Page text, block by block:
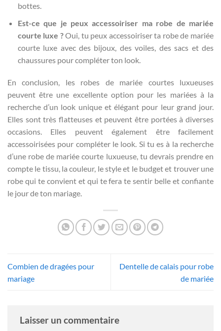
bottes.
Est-ce que je peux accessoiriser ma robe de mariée
courte luxe ?Oui, tu peux accessoiriser ta robe de mariée
courte luxe avec des bijoux, des voiles, des sacs et des
chaussures pour compléter ton look.
En conclusion, les robes de mariée courtes luxueuses
peuvent être une excellente option pour les mariées à la
recherche d’un look unique et élégant pour leur grand jour.
Elles sont très flatteuses et peuvent être portées à diverses
occasions. Elles peuvent également être facilement
accessoirisées pour compléter le look. Si tu es à la recherche
d’une robe de mariée courte luxueuse, tu devrais prendre en
compte le tissu, la couleur, le style et le budget et trouver une
robe qui te convient et qui te fera te sentir belle et confiante
le jour de ton mariage.
Combien de dragées pour
mariage
Dentelle de calais pour robe
de mariée
Laisser un commentaire